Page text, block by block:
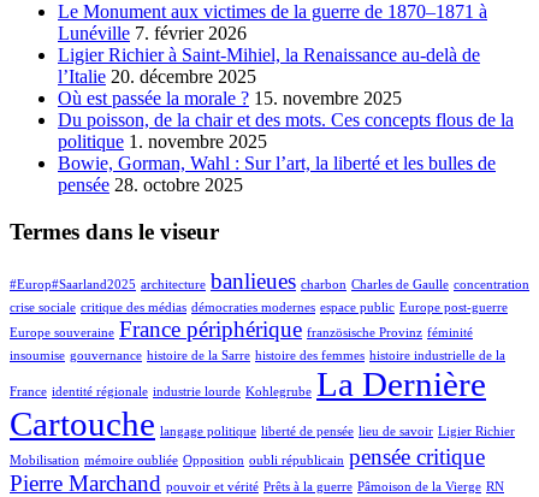
Le Monument aux victimes de la guerre de 1870–1871 à
Lunéville 7. février 2026
Ligier Richier à Saint-Mihiel, la Renaissance au-delà de
l’Italie 20. décembre 2025
Où est passée la morale ? 15. novembre 2025
Du poisson, de la chair et des mots. Ces concepts flous de la
politique 1. novembre 2025
Bowie, Gorman, Wahl : Sur l’art, la liberté et les bulles de
pensée 28. octobre 2025
Termes dans le viseur
#Europ#Saarland2025 architecture banlieues charbon Charles de Gaulle concentration
crise sociale critique des médias démocraties modernes espace public Europe post-guerre
Europe souveraine France périphérique französische Provinz féminité
insoumise gouvernance histoire de la Sarre histoire des femmes histoire industrielle de la
France identité régionale industrie lourde Kohlegrube La Dernière
Cartouche langage politique liberté de pensée lieu de savoir Ligier Richier
Mobilisation mémoire oubliée Opposition oubli républicain pensée critique
Pierre Marchand pouvoir et vérité Prêts à la guerre Pâmoison de la Vierge RN